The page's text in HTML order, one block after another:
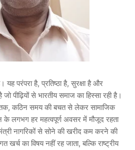
परंपरा है, प्रतिष्ठा है, सुरक्षा है और
पीढ़ियों से भारतीय समाज का हिस्सा रही है।
तक, कठिन समय की बचत से लेकर सामाजिक
के लगभग हर महत्वपूर्ण अवसर में मौजूद रहता
नागरिकों से सोने की खरीद कम करने की
का विषय नहीं रह जाता, बल्कि राष्ट्रीय